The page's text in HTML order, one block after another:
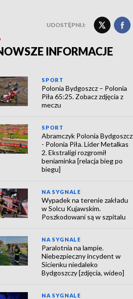
UDOSTĘPNIJ:
INFORMACJE
SPORT
Polonia Bydgoszcz – Polonia
Piła 65:25. Zobacz zdjęcia z
meczu
SPORT
Abramczyk Polonia Bydgoszcz
- Polonia Piła. Lider Metalkas
2. Ekstraligi rozgromił
beniaminka [relacja bieg po
biegu]
NA SYGNALE
Wypadek na terenie zakładu
w Solcu Kujawskim.
Poszkodowani są w szpitalu
NA SYGNALE
Paralotnia na lampie.
Niebezpieczny incydent w
Sicienku niedaleko
Bydgoszczy [zdjęcia, wideo]
NA SYGNALE